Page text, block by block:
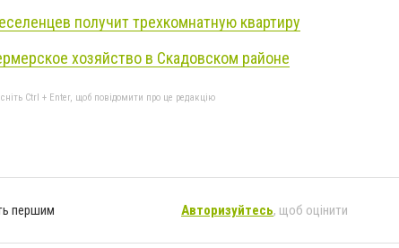
получит трехкомнатную квартиру
хозяйство в Скадовском районе
Ctrl + Enter, щоб повідомити про це редакцію
першим Авторизуйтесь, щоб оцінити